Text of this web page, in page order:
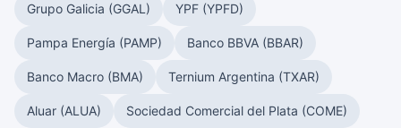
Grupo Galicia (GGAL) YPF (YPFD)
Pampa Energía (PAMP) Banco BBVA (BBAR)
Banco Macro (BMA) Ternium Argentina (TXAR)
Aluar (ALUA) Sociedad Comercial del Plata (COME)